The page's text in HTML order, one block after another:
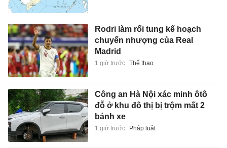
Rodri làm rối tung kế hoạch
chuyển nhượng của Real
Madrid
1 giờ trước Thể thao
Công an Hà Nội xác minh ôtô
đỗ ở khu đô thị bị trộm mất 2
bánh xe
1 giờ trước Pháp luật